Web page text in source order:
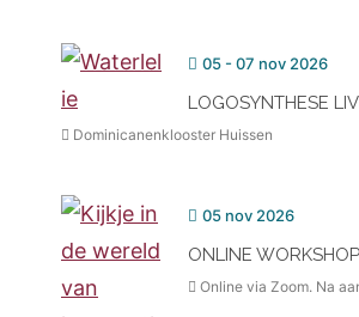
05 - 07 nov 2026
LOGOSYNTHESE
Dominicanenklooster Huissen
05 nov 2026
ONLINE
Online via Zoom. Na